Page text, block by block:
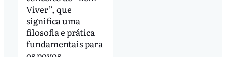
Viver”, que
significa uma
filosofia e prática
fundamentais para